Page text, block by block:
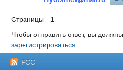
Страницы
1
Чтобы отправить ответ, вы должны
зарегистрироваться
РСС